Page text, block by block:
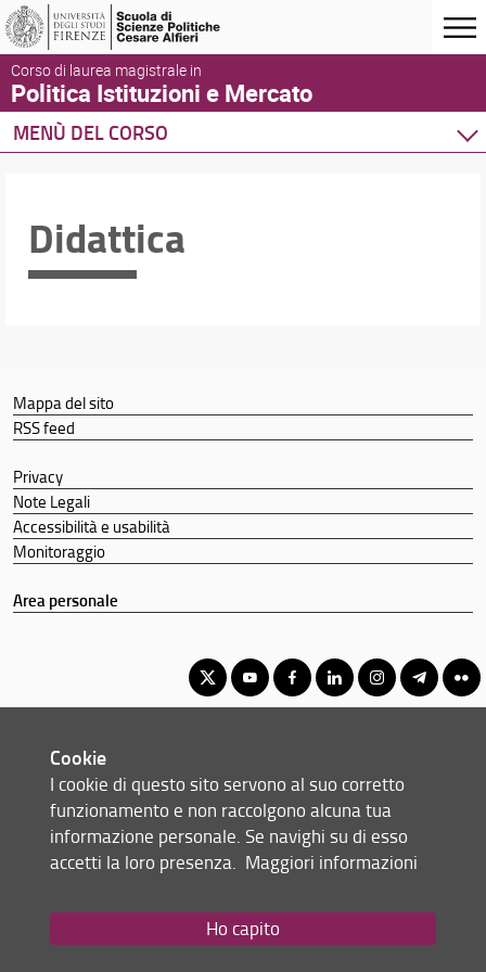
Corso di laurea magistrale in
Politica Istituzioni e Mercato
MENÙ DEL CORSO
Didattica
Opportunità e supporto
Didattica
Mappa del sito
RSS feed
Privacy
Note Legali
Accessibilità e usabilità
Monitoraggio
Area personale
© Copyright 2012-2026 Università degli Studi di Firenze UNIFI
P.IVA/Cod.Fis 01279680480
Scuola di Scienze Politiche 'Cesare Alfieri' - Via delle Pandette, 32 -
50127 Firenze (FI)
Email:scuola(AT)sc-politiche.unifi.it
Cookie
I cookie di questo sito servono al suo corretto
funzionamento e non raccolgono alcuna tua
informazione personale. Se navighi su di esso
accetti la loro presenza. Maggiori informazioni
Ho capito